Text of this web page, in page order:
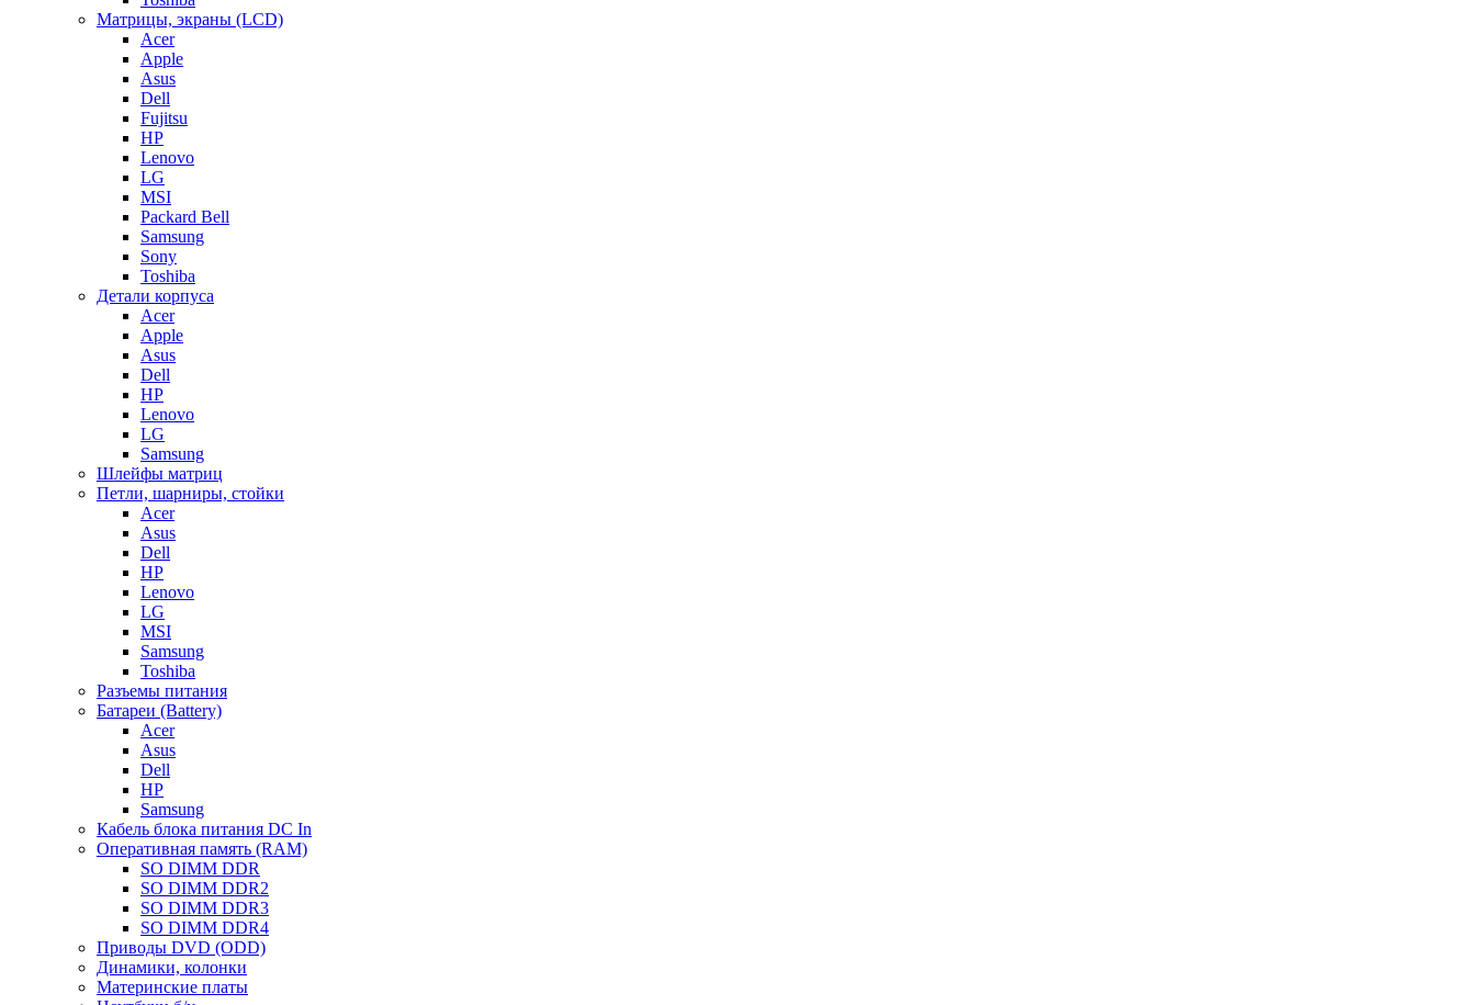
Матрицы, экраны (LCD)
Acer
Apple
Asus
Dell
Fujitsu
HP
Lenovo
LG
MSI
Packard Bell
Samsung
Sony
Toshiba
Детали корпуса
Acer
Apple
Asus
Dell
HP
Lenovo
LG
Samsung
Шлейфы матриц
Петли, шарниры, стойки
Acer
Asus
Dell
HP
Lenovo
LG
MSI
Samsung
Toshiba
Разъемы питания
Батареи (Battery)
Acer
Asus
Dell
HP
Samsung
Кабель блока питания DC In
Оперативная память (RAM)
SO DIMM DDR
SO DIMM DDR2
SO DIMM DDR3
SO DIMM DDR4
Приводы DVD (ODD)
Динамики, колонки
Материнские платы